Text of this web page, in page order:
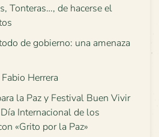
Tonteras…, de hacerse el
de gobierno: una amenaza
Herrera
la Paz y Festival Buen Vivir
Internacional de los
«Grito por la Paz»